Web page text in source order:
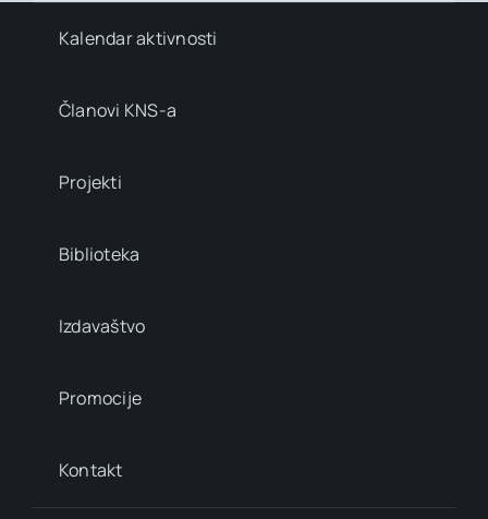
Kalendar aktivnosti
Članovi KNS-a
Projekti
Biblioteka
Izdavaštvo
Promocije
Kontakt